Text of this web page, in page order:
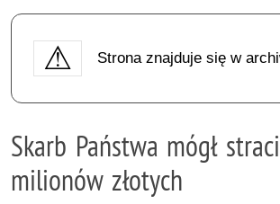
Strona znajduje się w
Skarb Państwa mógł
milionów złotych